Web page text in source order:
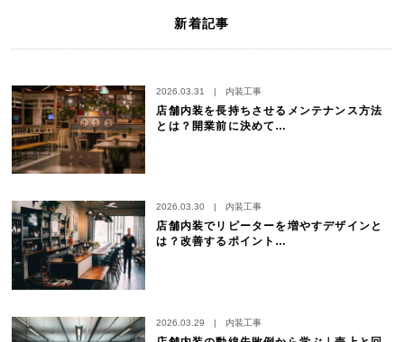
新着記事
2026.03.31 | 内装工事
店舗内装を長持ちさせるメンテナンス方法
とは？開業前に決めて…
2026.03.30 内装工事
店舗内装でリピーターを増やすデザインと
は？改善するポイント…
2026.03.29 | 内装工事